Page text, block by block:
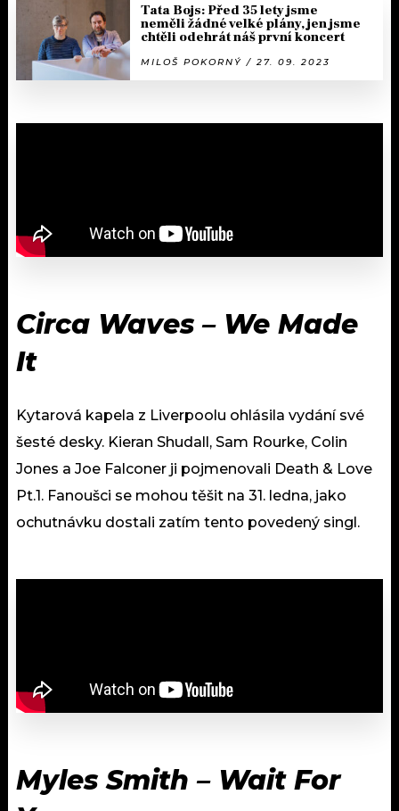
Tata Bojs: Před 35 lety jsme
neměli žádné velké plány, jen jsme
chtěli odehrát náš první koncert
MILOŠ POKORNÝ / 27. 09. 2023
Circa Waves – We Made
It
Kytarová kapela z Liverpoolu ohlásila vydání své
šesté desky. Kieran Shudall, Sam Rourke, Colin
Jones a Joe Falconer ji pojmenovali Death & Love
Pt.1. Fanoušci se mohou těšit na 31. ledna, jako
ochutnávku dostali zatím tento povedený singl.
Myles Smith – Wait For